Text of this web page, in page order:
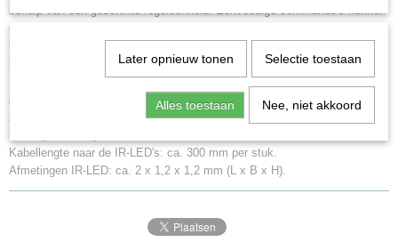
behulp van een geschikte regeleenheid. Eenvoudige commando's kunnen
ook worden gegenereerd door de module in en uit te schakelen,
betreffende kruising is ingesteld.
Afmetingen printplaat met kabeluitgang: ca. 45 x 5 x 5 mm (L
x B x H). Aanbevolen inbouwruimte (programmeerconnector): ca. 55 x 5 x
Kabellengte naar de IR-LED's: ca. 300 mm per stuk.
Afmetingen IR-LED: ca. 2 x 1,2 x 1,2 mm (L x B x H).
Later opnieuw tonen Selectie toestaan
Alles toestaan Nee, niet akkoord